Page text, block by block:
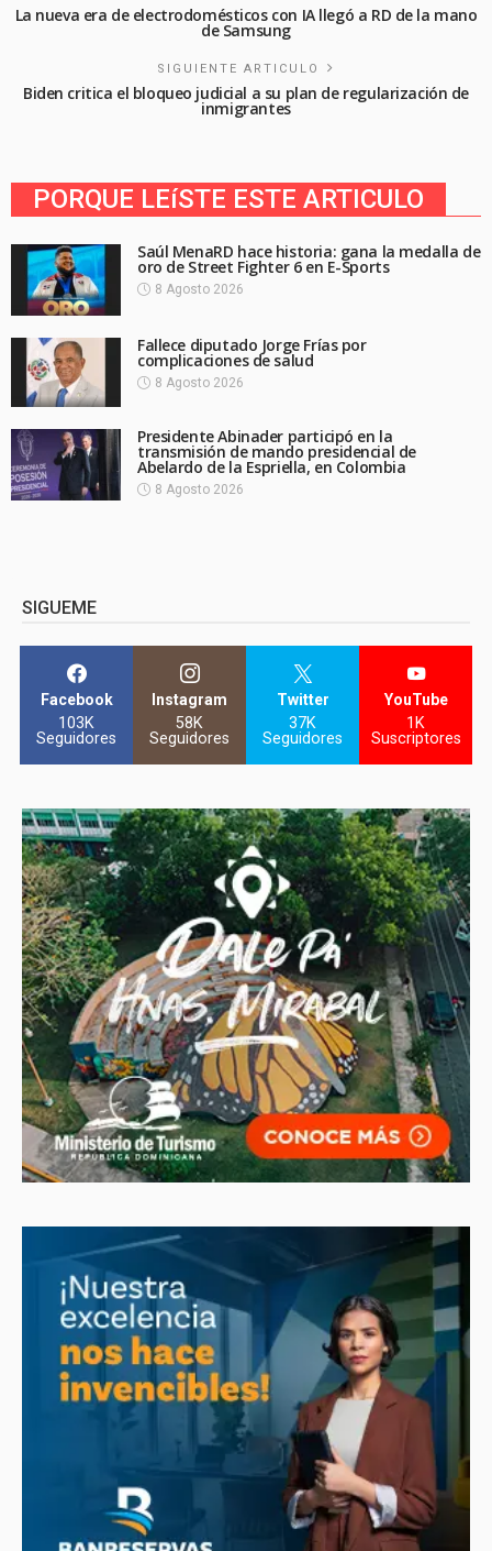
La nueva era de electrodomésticos con IA llegó a RD de la mano
de Samsung
SIGUIENTE ARTICULO
Biden critica el bloqueo judicial a su plan de regularización de
inmigrantes
PORQUE LEíSTE ESTE ARTICULO
Saúl MenaRD hace historia: gana la medalla de
oro de Street Fighter 6 en E-Sports
8 Agosto 2026
Fallece diputado Jorge Frías por
complicaciones de salud
8 Agosto 2026
Presidente Abinader participó en la
transmisión de mando presidencial de
Abelardo de la Espriella, en Colombia
8 Agosto 2026
SIGUEME
Facebook
103K
Seguidores
Instagram
58K
Seguidores
Twitter
37K
Seguidores
YouTube
1K
Suscriptores